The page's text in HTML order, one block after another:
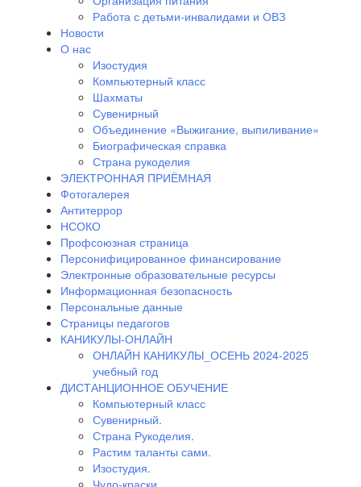
Работа с детьми-инвалидами и ОВЗ
Новости
О нас
Изостудия
Компьютерный класс
Шахматы
Сувенирный
Объединение «Выжигание, выпиливание»
Биографическая справка
Страна рукоделия
ЭЛЕКТРОННАЯ ПРИЁМНАЯ
Фотогалерея
Антитеррор
НСОКО
Профсоюзная страница
Персонифицированное финансирование
Электронные образовательные ресурсы
Информационная безопасность
Персональные данные
Страницы педагогов
КАНИКУЛЫ-ОНЛАЙН
ОНЛАЙН КАНИКУЛЫ_ОСЕНЬ 2024-2025
учебный год
ДИСТАНЦИОННОЕ ОБУЧЕНИЕ
Компьютерный класс
Сувенирный.
Страна Рукоделия.
Растим таланты сами.
Изостудия.
Чудо-краски.